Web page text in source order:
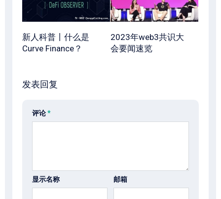
新人科普丨什么是
Curve Finance？
2023年web3共识大
会要闻速览
发表回复
评论*
显示名称 邮箱